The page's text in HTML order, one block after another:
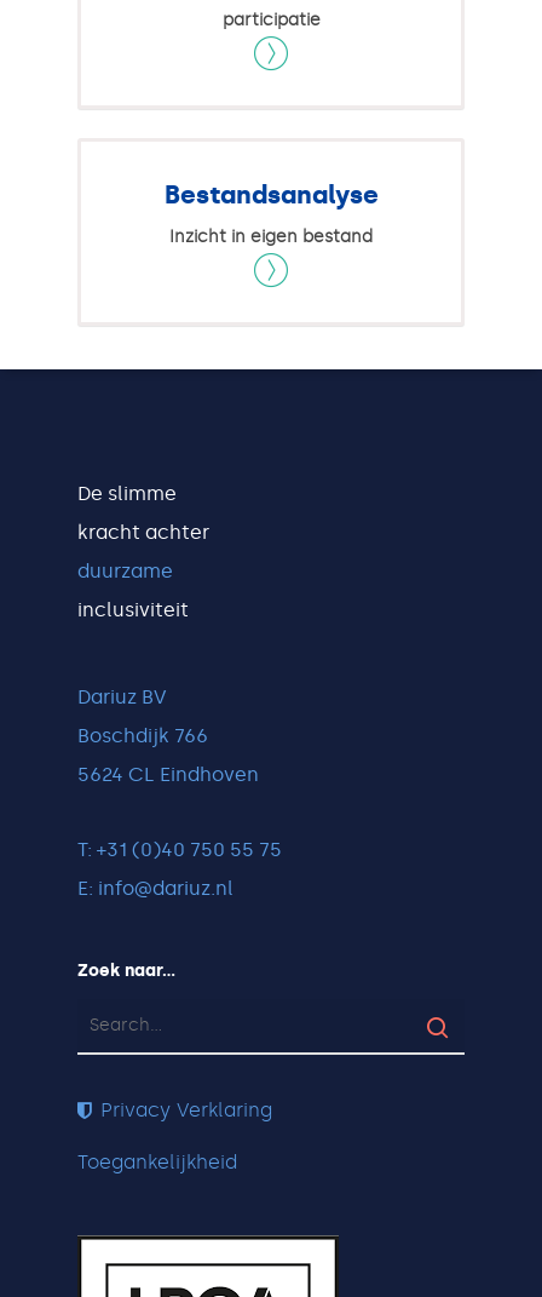
participatie
Bestandsanalyse
Inzicht in eigen bestand
De slimme
kracht achter
duurzame
inclusiviteit
Dariuz BV
Boschdijk 766
5624 CL Eindhoven
T: +31 (0)40 750 55 75
E: info@dariuz.nl
Zoek naar…
Privacy Verklaring
Toegankelijkheid